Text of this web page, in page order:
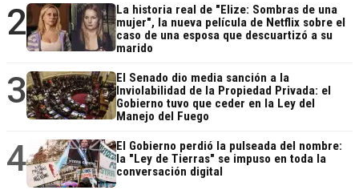
2
La historia real de "Elize: Sombras de una
mujer", la nueva película de Netflix sobre el
caso de una esposa que descuartizó a su
marido
3
El Senado dio media sanción a la
Inviolabilidad de la Propiedad Privada: el
Gobierno tuvo que ceder en la Ley del
Manejo del Fuego
4
El Gobierno perdió la pulseada del nombre:
la "Ley de Tierras" se impuso en toda la
conversación digital